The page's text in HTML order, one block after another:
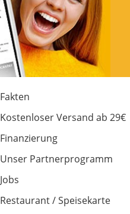
Fakten
Kostenloser Versand ab 29€
Finanzierung
Unser Partnerprogramm
Jobs
Restaurant / Speisekarte